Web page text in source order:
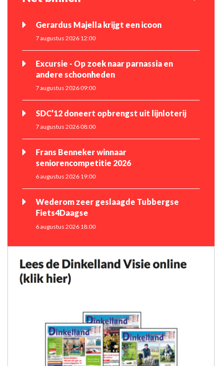
Gerardus Majella krijgt een icoon
7 augustus 2026 12:00
Excursie - Op zoek naar parnassia en
andere schoonheden
7 augustus 2026 09:00
SDC’12 doneert opbrengst uit lijnloterij
7 augustus 2026 08:00
Frans Benneker winnaar
seniorencompetitie 2026
6 augustus 2026 19:00
Wederom zeer geslaagde Tubbergse
Fiets4Daagse
6 augustus 2026 18:00